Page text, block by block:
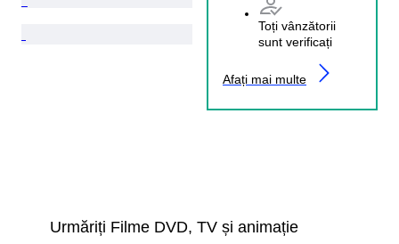
Toți vânzătorii
sunt verificați
Afați mai multe
Urmăriți Filme DVD, TV și animație